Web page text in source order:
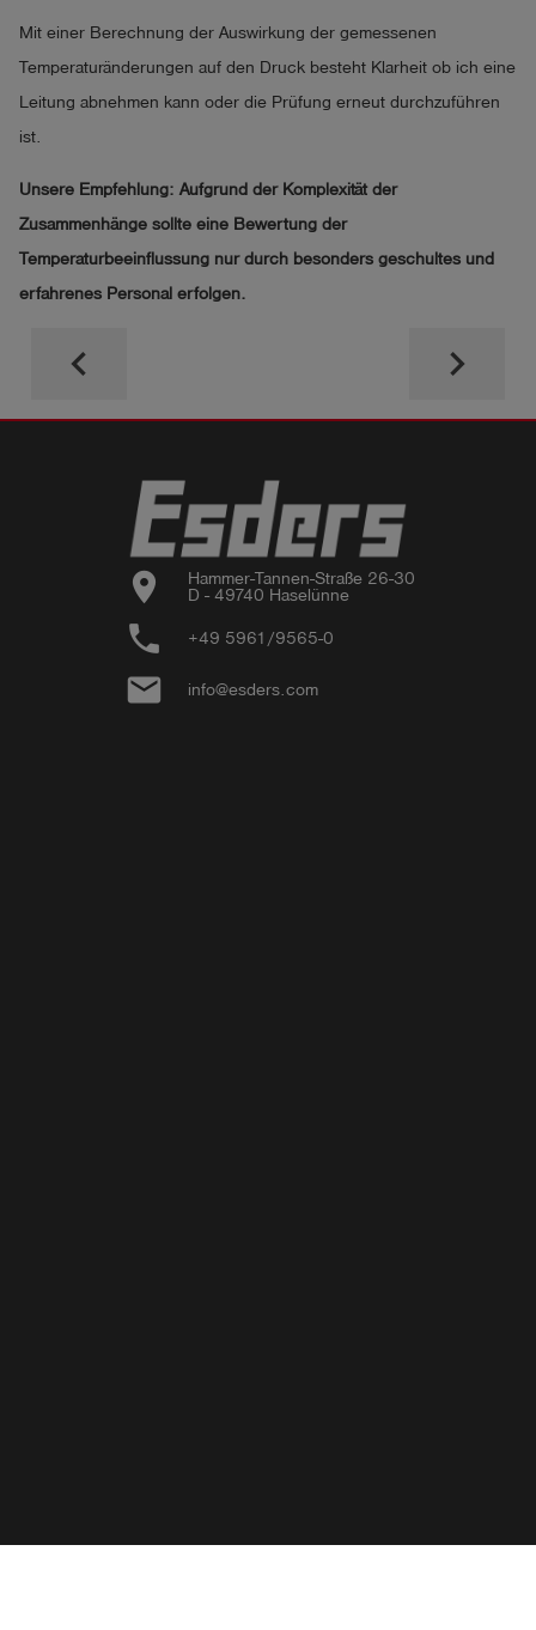
Mit einer Berechnung der Auswirkung der gemessenen
Temperaturänderungen auf den Druck besteht Klarheit ob ich eine
Leitung abnehmen kann oder die Prüfung erneut durchzuführen
ist.
Unsere Empfehlung: Aufgrund der Komplexität der
Zusammenhänge sollte eine Bewertung der
Temperaturbeeinflussung nur durch besonders geschultes und
erfahrenes Personal erfolgen.
keyboard_arrow_left keyboard_arrow_right
location_on
Hammer-Tannen-Straße 26-30
D - 49740 Haselünne
phone +49 5961/9565-0
email info@esders.com